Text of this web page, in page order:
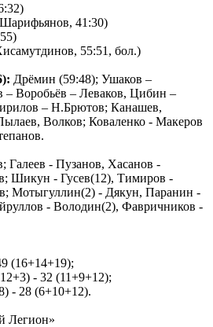
41:30)
55:51, бол.)
Дрёмин (59:48); Ушаков –
– Воробьёв – Леваков, Цибин –
– Н.Брютов; Канашев,
Волков; Коваленко - Макеров
Галеев - Пузанов, Хасанов -
Шикун - Гусев(12), Тимиров -
Мотыгуллин(2) - Дякун, Паранин -
- Володин(2), Фавричников -
(16+14+19);
- 32 (11+9+12);
- 28 (6+10+12).
Легион»